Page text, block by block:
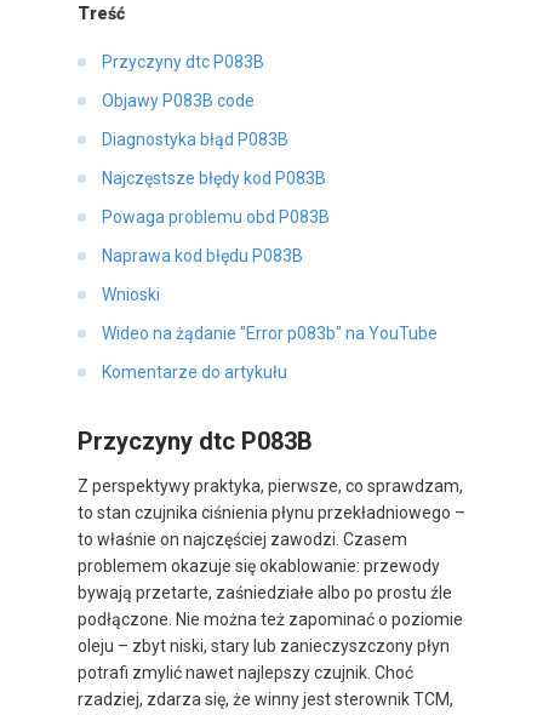
Treść
Przyczyny dtc P083B
Objawy P083B code
Diagnostyka błąd P083B
Najczęstsze błędy kod P083B
Powaga problemu obd P083B
Naprawa kod błędu P083B
Wnioski
Wideo na żądanie "Error p083b" na YouTube
Komentarze do artykułu
Przyczyny dtc P083B
Z perspektywy praktyka, pierwsze, co sprawdzam,
to stan czujnika ciśnienia płynu przekładniowego –
to właśnie on najczęściej zawodzi. Czasem
problemem okazuje się okablowanie: przewody
bywają przetarte, zaśniedziałe albo po prostu źle
podłączone. Nie można też zapominać o poziomie
oleju – zbyt niski, stary lub zanieczyszczony płyn
potrafi zmylić nawet najlepszy czujnik. Choć
rzadziej, zdarza się, że winny jest sterownik TCM,